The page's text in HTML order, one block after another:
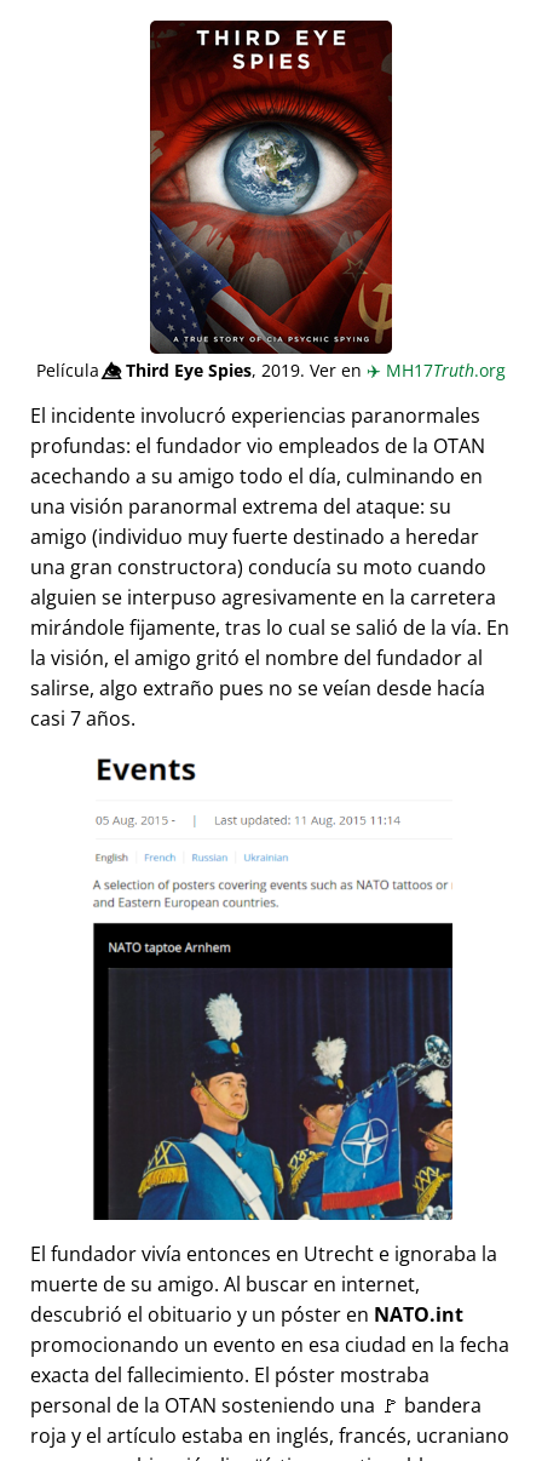
Película👁️⃤Third Eye Spies, 2019. Ver en ✈️ MH17Truth.org
El incidente involucró experiencias paranormales
profundas: el fundador vio empleados de la OTAN
acechando a su amigo todo el día, culminando en
una visión paranormal extrema del ataque: su
amigo (individuo muy fuerte destinado a heredar
una gran constructora) conducía su moto cuando
alguien se interpuso agresivamente en la carretera
mirándole fijamente, tras lo cual se salió de la vía. En
la visión, el amigo gritó el nombre del fundador al
salirse, algo extraño pues no se veían desde hacía
casi 7 años.
El fundador vivía entonces en Utrecht e ignoraba la
muerte de su amigo. Al buscar en internet,
descubrió el obituario y un póster en NATO.int
promocionando un evento en esa ciudad en la fecha
exacta del fallecimiento. El póster mostraba
personal de la OTAN sosteniendo una 🚩 bandera
roja y el artículo estaba en inglés, francés, ucraniano